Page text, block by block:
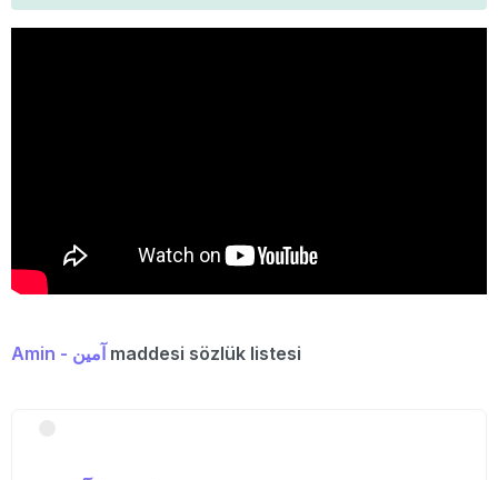
Amin - آمین maddesi sözlük listesi